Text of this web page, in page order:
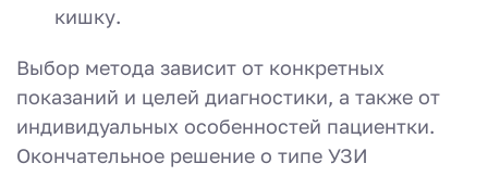
кишку.
Выбор метода зависит от конкретных
показаний и целей диагностики, а также от
индивидуальных особенностей пациентки.
Окончательное решение о типе УЗИ